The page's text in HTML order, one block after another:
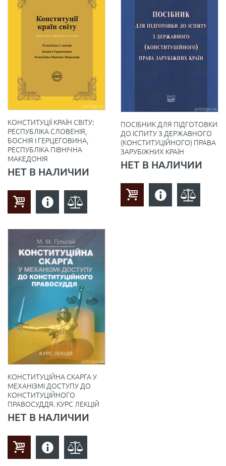
КОНСТИТУЦІЇ КРАЇН СВІТУ:
РЕСПУБЛІКА СЛОВЕНІЯ,
БОСНІЯ І ГЕРЦЕГОВИНА,
РЕСПУБЛІКА ПІВНІЧНА
МАКЕДОНІЯ
НЕТ В НАЛИЧИИ
ПОСІБНИК ДЛЯ ПІДГОТОВКИ
ДО ІСПИТУ З ДЕРЖАВНОГО
(КОНСТИТУЦІЙНОГО) ПРАВА
ЗАРУБІЖНИХ КРАЇН
НЕТ В НАЛИЧИИ
КОНСТИТУЦІЙНА СКАРГА У
МЕХАНІЗМІ ДОСТУПУ ДО
КОНСТИТУЦІЙНОГО
ПРАВОСУДДЯ. КУРС ЛЕКЦІЙ
НЕТ В НАЛИЧИИ